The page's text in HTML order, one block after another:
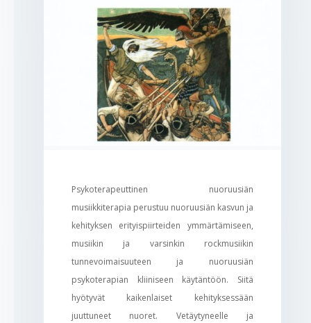
Psykoterapeuttinen nuoruusiän
musiikkiterapia perustuu nuoruusiän kasvun ja
kehityksen erityispiirteiden ymmärtämiseen,
musiikin ja varsinkin rockmusiikin
tunnevoimaisuuteen ja nuoruusiän
psykoterapian kliiniseen käytäntöön. Siitä
hyötyvät kaikenlaiset kehityksessään
juuttuneet nuoret. Vetäytyneelle ja